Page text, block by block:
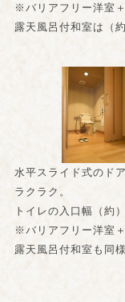
※バリアフリー洋室
露天風呂付和室は（
水平スライド式のド
ラクラク。
トイレの入口幅（約
※バリアフリー洋室
露天風呂付和室も同様